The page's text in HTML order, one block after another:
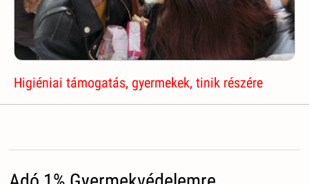
Higiéniai támogatás, gyermekek, tinik részére